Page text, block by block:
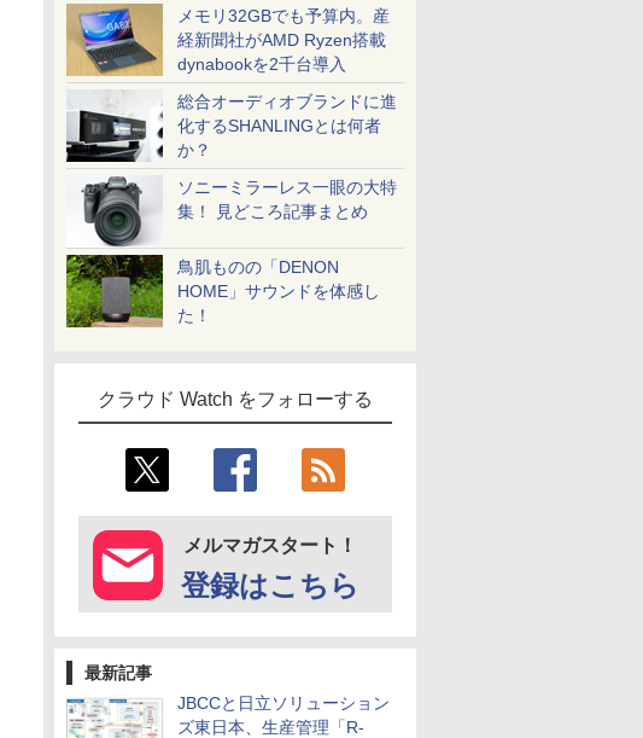
メモリ32GBでも予算内。産
経新聞社がAMD Ryzen搭載
dynabookを2千台導入
総合オーディオブランドに進
化するSHANLINGとは何者
か？
ソニーミラーレス一眼の大特
集！ 見どころ記事まとめ
鳥肌ものの「DENON
HOME」サウンドを体感し
た！
クラウド Watch をフォローする
メルマガスタート！
登録はこちら
最新記事
JBCCと日立ソリューション
ズ東日本、生産管理「R-